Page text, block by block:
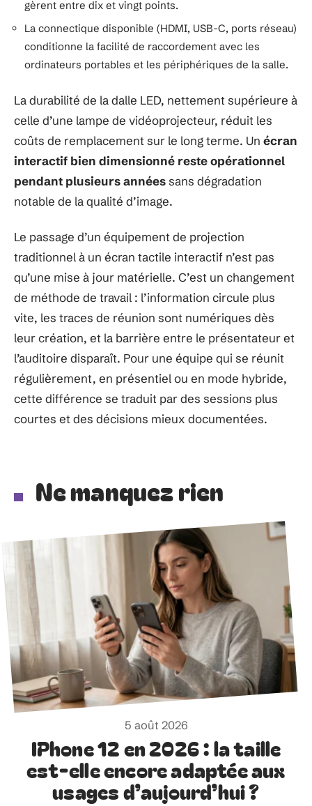
gèrent entre dix et vingt points.
La connectique disponible (HDMI, USB-C, ports réseau)
conditionne la facilité de raccordement avec les
ordinateurs portables et les périphériques de la salle.
La durabilité de la dalle LED, nettement supérieure à
celle d’une lampe de vidéoprojecteur, réduit les
coûts de remplacement sur le long terme. Un écran
interactif bien dimensionné reste opérationnel
pendant plusieurs annéessans dégradation
notable de la qualité d’image.
Le passage d’un équipement de projection
traditionnel à un écran tactile interactif n’est pas
qu’une mise à jour matérielle. C’est un changement
de méthode de travail : l’information circule plus
vite, les traces de réunion sont numériques dès
leur création, et la barrière entre le présentateur et
l’auditoire disparaît. Pour une équipe qui se réunit
régulièrement, en présentiel ou en mode hybride,
cette différence se traduit par des sessions plus
courtes et des décisions mieux documentées.
Ne manquez rien
5 août 2026
IPhone 12 en 2026 : la taille
est-elle encore adaptée aux
usages d’aujourd’hui ?